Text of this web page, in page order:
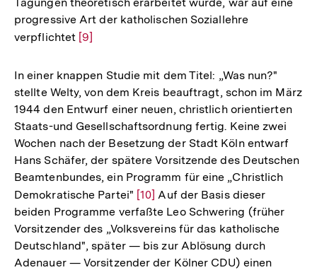
progressive Art der katholischen Soziallehre
verpflichtet Zur
der
Fußnote
[9]
In einer knappen Studie mit dem Titel: „Was nun?"
stellte Welty, von dem Kreis beauftragt, schon im März
1944 den Entwurf einer neuen, christlich orientierten
Staats-und Gesellschaftsordnung fertig. Keine zwei
Wochen nach der Besetzung der Stadt Köln entwarf
Hans Schäfer, der spätere Vorsitzende des Deutschen
Beamtenbundes, ein Programm für eine „Christlich
Demokratische Partei" Zur
Auflösung
der
Fußnote
[10] Auf der Basis dieser
beiden Programme verfaßte Leo Schwering (früher
Vorsitzender des „Volksvereins für das katholische
Deutschland", später — bis zur Ablösung durch
Adenauer — Vorsitzender der Kölner CDU) einen